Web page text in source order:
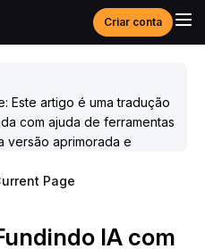
Criar conta
Este artigo é uma tradução
com ajuda de ferramentas
versão aprimorada e
Page
IA com